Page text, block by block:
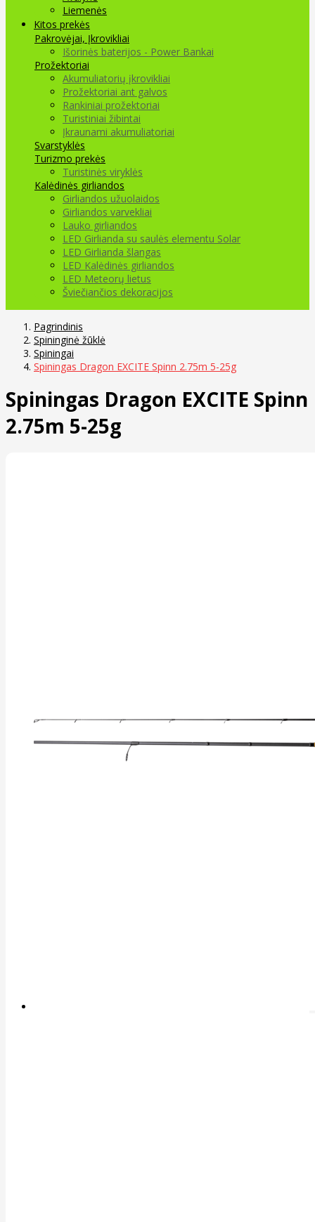
Liemenės
Kitos prekės
Pakrovėjai, Įkrovikliai
Išorinės baterijos - Power Bankai
Prožektoriai
Akumuliatorių įkrovikliai
Prožektoriai ant galvos
Rankiniai prožektoriai
Turistiniai žibintai
Įkraunami akumuliatoriai
Svarstyklės
Turizmo prekės
Turistinės viryklės
Kalėdinės girliandos
Girliandos užuolaidos
Girliandos varvekliai
Lauko girliandos
LED Girlianda su saulės elementu Solar
LED Girlianda šlangas
LED Kalėdinės girliandos
LED Meteorų lietus
Šviečiančios dekoracijos
Pagrindinis
Spininginė žūklė
Spiningai
Spiningas Dragon EXCITE Spinn 2.75m 5-25g
Spiningas Dragon EXCITE Spinn
2.75m 5-25g